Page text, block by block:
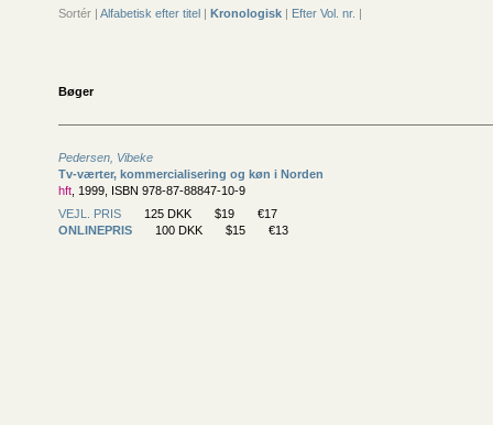
Sortér | Alfabetisk efter titel | Kronologisk | Efter Vol. nr. |
Bøger
Pedersen, Vibeke
Tv-værter, kommercialisering og køn i Norden
hft , 1999, ISBN 978-87-88847-10-9
VEJL. PRIS
125 DKK $19
€17
ONLINEPRIS
100 DKK $15 €13